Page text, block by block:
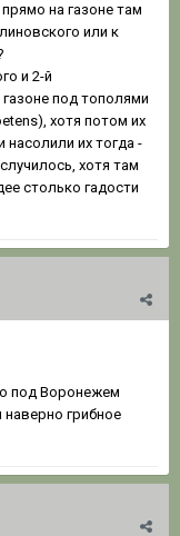
на газоне там
или к
и 2-й
под тополями
хотя потом их
насолили их тогда -
хотя там
столько гадости
под Воронежем
грибное